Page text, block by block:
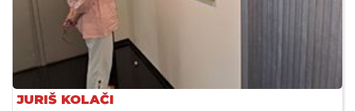
JURIŠ KOLAČI